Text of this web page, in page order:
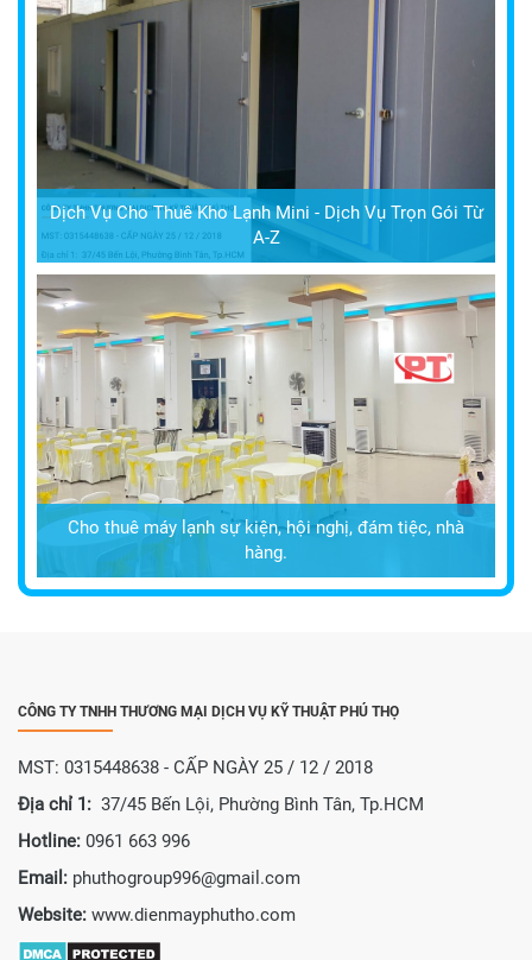
Dịch Vụ Cho Thuê Kho Lạnh Mini - Dịch Vụ Trọn Gói Từ
A-Z
Cho thuê máy lạnh sự kiện, hội nghị, đám tiệc, nhà
hàng.
CÔNG TY TNHH THƯƠNG MẠI DỊCH VỤ KỸ THUẬT PHÚ THỌ
MST: 0315448638 - CẤP NGÀY 25 / 12 / 2018
Địa chỉ 1: 37/45 Bến Lội, Phường Bình Tân, Tp.HCM
Hotline: 0961 663 996
Email: phuthogroup996@gmail.com
Website: www.dienmayphutho.com